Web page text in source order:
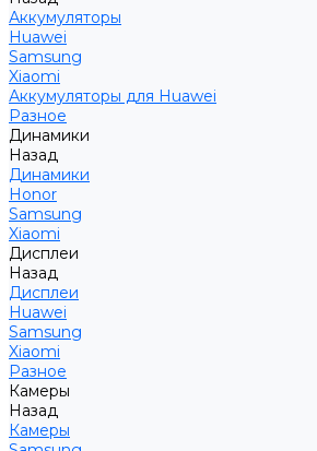
Аккумуляторы
Huawei
Samsung
Xiaomi
Аккумуляторы для Huawei
Разное
Динамики
Назад
Динамики
Honor
Samsung
Xiaomi
Дисплеи
Назад
Дисплеи
Huawei
Samsung
Xiaomi
Разное
Камеры
Назад
Камеры